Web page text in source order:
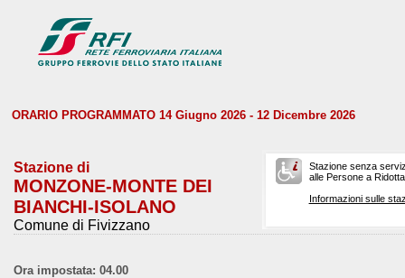
ORARIO PROGRAMMATO 14 Giugno 2026 - 12 Dicembre 2026
Stazione di
MONZONE-MONTE DEI
BIANCHI-ISOLANO
Comune di Fivizzano
Stazione senza
alle Persone a
Informazioni sulle
Ora impostata: 04.00